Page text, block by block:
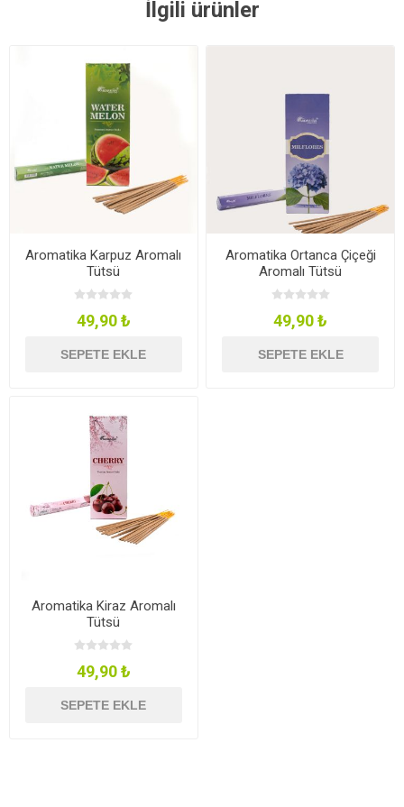
İlgili ürünler
Aromatika Karpuz Aromalı
Tütsü
49,90 ₺
SEPETE EKLE
Aromatika Ortanca Çiçeği
Aromalı Tütsü
49,90 ₺
SEPETE EKLE
Aromatika Kiraz Aromalı
Tütsü
49,90 ₺
SEPETE EKLE